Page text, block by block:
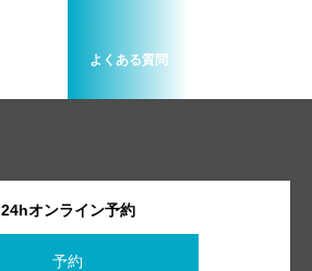
よくある質問
24hオンライン予約
予約